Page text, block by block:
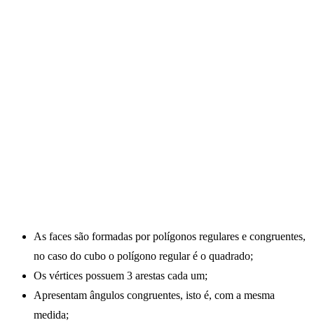
As faces são formadas por polígonos regulares e congruentes,
no caso do cubo o polígono regular é o quadrado;
Os vértices possuem 3 arestas cada um;
Apresentam ângulos congruentes, isto é, com a mesma
medida;